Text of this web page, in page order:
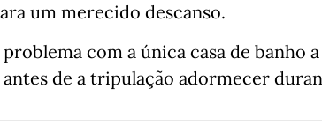
um merecido descanso.
com a única casa de banho
de a tripulação adormecer